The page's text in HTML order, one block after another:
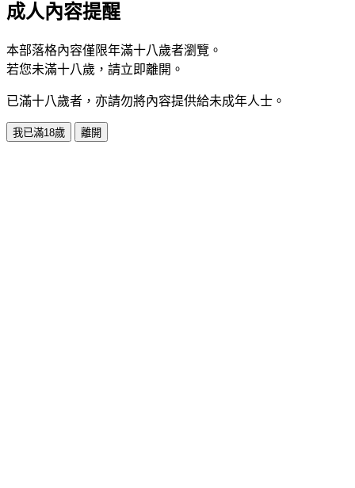
成人內容提醒
本部落格內容僅限年滿十八歲者瀏覽。
若您未滿十八歲，請立即離開。
已滿十八歲者，亦請勿將內容提供給未成年人士。
我已滿18歲 離開